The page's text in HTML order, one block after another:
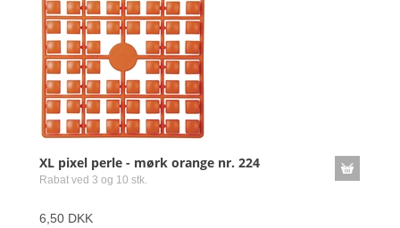
XL pixel perle - mørk orange nr. 224
Rabat ved 3 og 10 stk.
6,50 DKK